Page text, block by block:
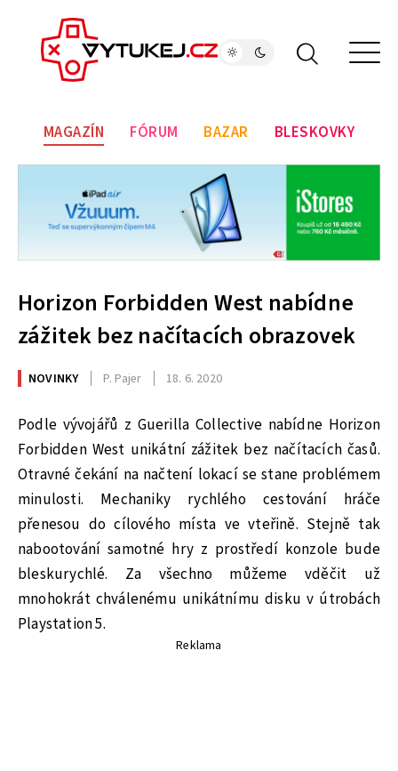
MAGAZÍN FÓRUM BAZAR BLESKOVKY
Horizon Forbidden West nabídne
zážitek bez načítacích obrazovek
NOVINKY P. Pajer 18. 6. 2020
Podle vývojářů z Guerilla Collective nabídne Horizon
Forbidden West unikátní zážitek bez načítacích časů.
Otravné čekání na načtení lokací se stane problémem
minulosti. Mechaniky rychlého cestování hráče
přenesou do cílového místa ve vteřině. Stejně tak
nabootování samotné hry z prostředí konzole bude
bleskurychlé. Za všechno můžeme vděčit už
mnohokrát chválenému unikátnímu disku v útrobách
Playstation 5.
Reklama